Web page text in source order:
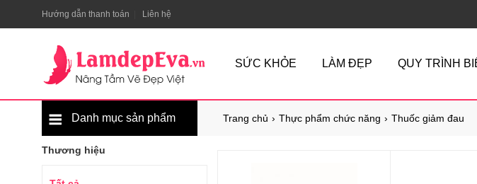
Hướng dẫn thanh toán Liên hệ
SỨC KHỎE LÀM ĐẸP QUY TRÌNH
Trang chủ Thực phẩm chức năng Thuốc giảm đau
Danh mục sản phẩm
Thương hiệu